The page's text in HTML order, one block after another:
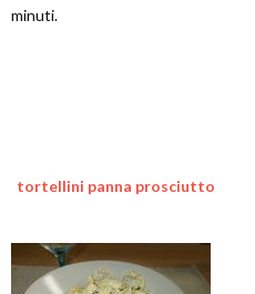
minuti.
tortellini panna prosciutto